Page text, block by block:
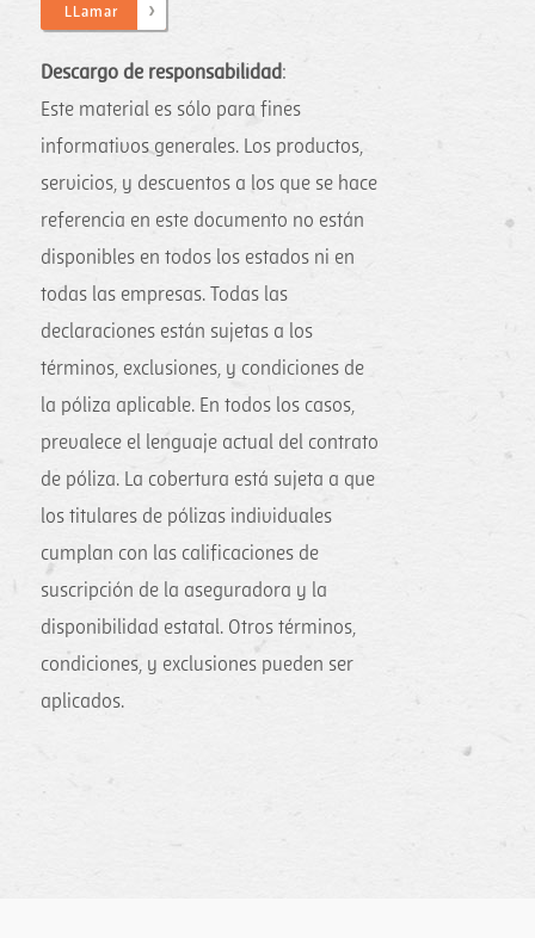
LLamar
Descargo de responsabilidad:
Este material es sólo para fines
informativos generales. Los productos,
servicios, y descuentos a los que se hace
referencia en este documento no están
disponibles en todos los estados ni en
todas las empresas. Todas las
declaraciones están sujetas a los
términos, exclusiones, y condiciones de
la póliza aplicable. En todos los casos,
prevalece el lenguaje actual del contrato
de póliza. La cobertura está sujeta a que
los titulares de pólizas individuales
cumplan con las calificaciones de
suscripción de la aseguradora y la
disponibilidad estatal. Otros términos,
condiciones, y exclusiones pueden ser
aplicados.